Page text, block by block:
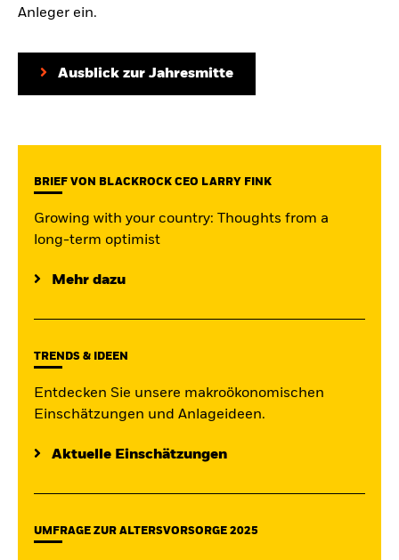
iShares
Anleger ein.
Ausblick zur Jahresmitte
BRIEF VON BLACKROCK CEO LARRY FINK
Growing with your country: Thoughts from a
long-term optimist
Mehr dazu
TRENDS & IDEEN
Entdecken Sie unsere makroökonomischen
Einschätzungen und Anlageideen.
Aktuelle Einschätzungen
UMFRAGE ZUR ALTERSVORSORGE 2025